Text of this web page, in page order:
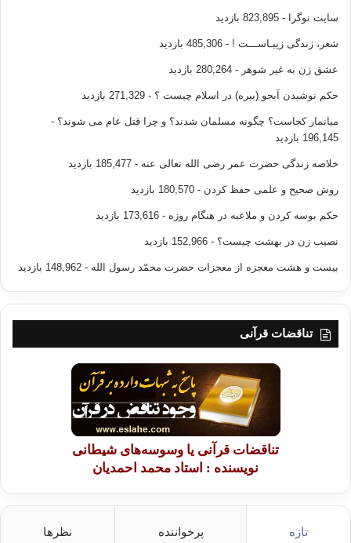
هميشه مراقب اشتباه دوم باش، اشتباه اول حق
توست!!
گذشتگان پند بگیر.
همه ی رنگ ها زیبا هستند به جز۲رنگی سعی کن با همه مردم یک رنگ باشی،
قالی با هزار رنگش زیر
تولد و مرگ اجتناب ناپذیرند فاصله ی این دو
اگه بخوای برای از دست دادن خورشیدی که ندیدی
سایت نوگرا - 823,895 بازدید
شعر، زندگی زیبـاســـت ! - 485,306 بازدید
عشق زن به غیر شوهر - 280,264 بازدید
حکم نوشیدن آبجو (بیره) در اسلام چیست ؟ - 271,329 بازدید
میانمار کجاست؟ چگونه مسلمان شدند؟ و چرا قتل عام می شوند؟ -
196,145 بازدید
خلاصه زندگی حضرت عمر رضی الله تعالی عنه - 185,477 بازدید
روش صحیح و علمی حفظ کردن - 180,570 بازدید
حکم بوسه کردن و ملاعبه در هنگام روزه - 173,616 بازدید
نصیب زن در بهشت چیست؟ - 152,966 بازدید
بیست و هشت معجزه از معجزات حضرت محمّد رسول الله - 148,962 بازدید
تناقضات قرآنی
تناقضات قرآنی یا وسوسه‌های شیطانی
نویسنده : استاد محمد احمدیان
تازه پرخواننده نظرها